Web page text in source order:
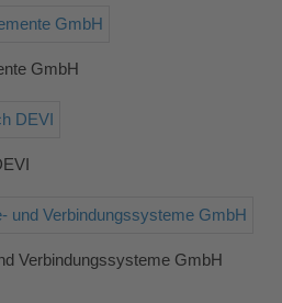
GmbH
Verbindungssysteme GmbH